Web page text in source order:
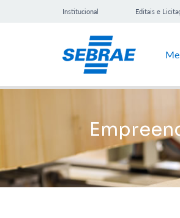
Institucional Editais e